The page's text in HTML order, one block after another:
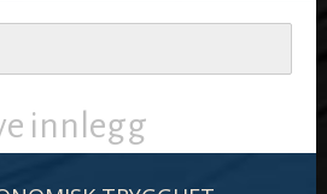
innlegg